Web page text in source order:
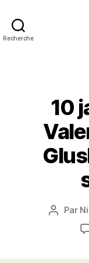
Recherche
10
Auteur
Par